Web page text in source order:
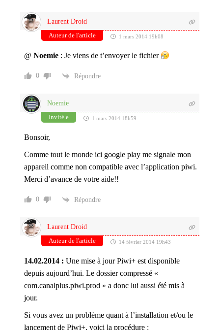
Laurent Droid
Auteur de l'article
1 mars 2014 19h08
@ Noemie: Je viens de t’envoyer le fichier
0 Répondre
Noemie
Invité.e
1 mars 2014 18h59
Bonsoir,
Comme tout le monde ici google play me signale mon
appareil comme non compatible avec l’application piwi.
Merci d’avance de votre aide!!
0 Répondre
Laurent Droid
Auteur de l'article
14 février 2014 19h43
14.02.2014 : Une mise à jour Piwi+ est disponible
depuis aujourd’hui. Le dossier compressé «
com.canalplus.piwi.prod » a donc lui aussi été mis à
jour.
Si vous avez un problème quant à l’installation et/ou le
lancement de Piwi+, voici la procédure :